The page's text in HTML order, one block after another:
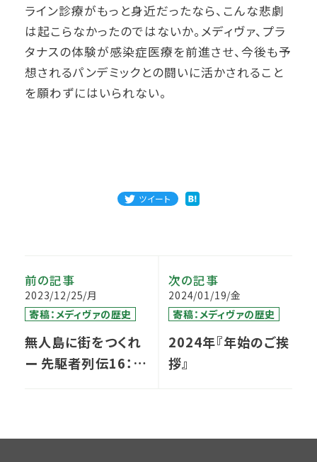
ライン診療がもっと身近だったなら、こんな悲劇
は起こらなかったのではないか。メディヴァ、プラ
タナスの体験が感染症医療を前進させ、今後も予
想されるパンデミックとの闘いに活かされること
を願わずにはいられない。
ツイート
前の記事
2023/12/25/月
寄稿：メディヴァの歴史
無人島に街をつくれ
ー 先駆者列伝16：始
次の記事
2024/01/19/金
寄稿：メディヴァの歴史
2024年『年始のご挨
拶』